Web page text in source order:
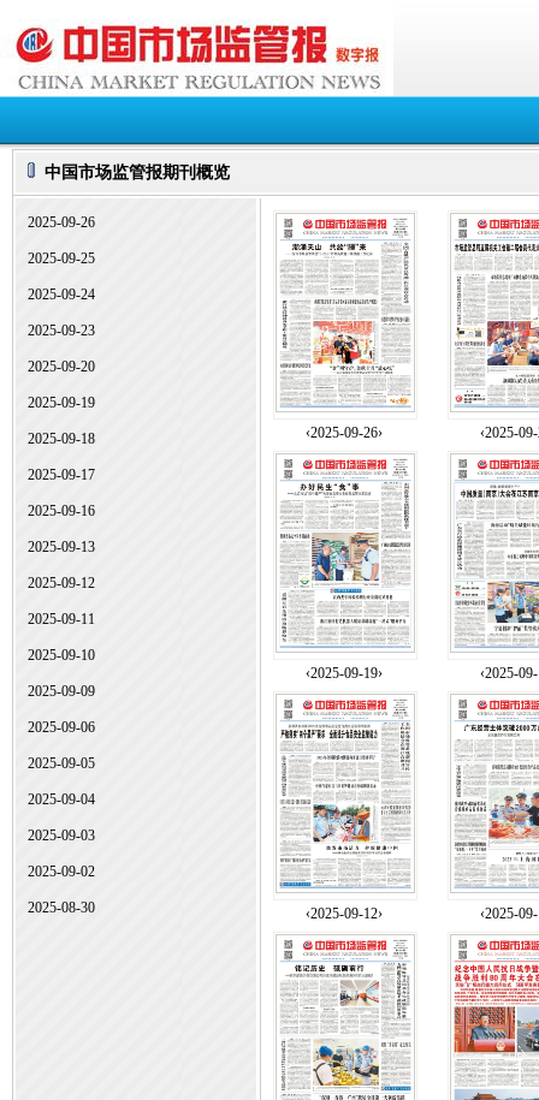
中国市场监管报期刊概览
2025-09-26
2025-09-25
2025-09-24
2025-09-23
2025-09-20
2025-09-19
2025-09-18
2025-09-17
2025-09-16
2025-09-13
2025-09-12
2025-09-11
2025-09-10
2025-09-09
2025-09-06
2025-09-05
2025-09-04
2025-09-03
2025-09-02
2025-08-30
‹2025-09-26› ‹2025-
‹2025-09-19› ‹2025-
‹2025-09-12› ‹2025-